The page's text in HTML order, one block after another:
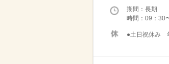
期間：長期
時間：09：30
●土日祝休み